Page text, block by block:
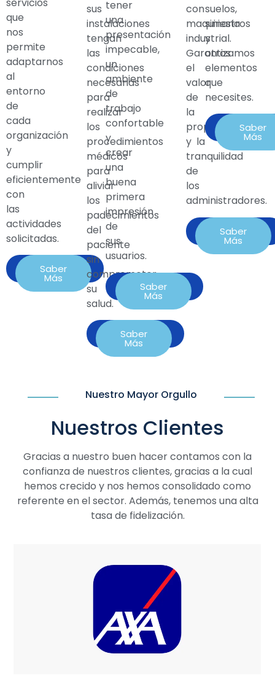
que
nos
permite
adaptarnos
al
entorno
de
cada
organización
y
cumplir
eficientemente
con
las
actividades
solicitadas.
Contactar
Saber
Más
sus
instalaciones
tengan
las
condiciones
necesarias
para
realizar
los
procedimientos
médicos
para
aliviar
los
padecimientos
del
paciente
sin
comprometer
su
salud.
Contactar
Saber
Más
tener
una
presentación
impecable,
un
ambiente
de
trabajo
confortable
y
crear
una
buena
primera
impresión
de
sus
usuarios.
Contactar
Saber
Más
con
maquinaria
industrial.
Garantizamos
el
valor
de
la
propiedad
y la
tranquilidad
de
los
administradores.
Contactar
Saber
Más
suelos,
siniestros
y
otros
elementos
que
necesites.
Saber
Más
Nuestro Mayor Orgullo
Nuestros Clientes
Gracias a nuestro buen hacer contamos con la
confianza de nuestros clientes, gracias a la cual
hemos crecido y nos hemos consolidado como
referente en el sector. Además, tenemos una alta
tasa de fidelización.